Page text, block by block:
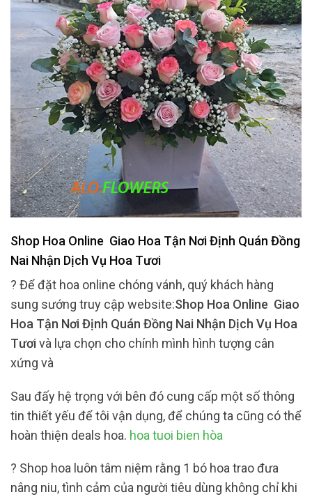
Shop Hoa Online Giao Hoa Tận Nơi Định Quán Đồng
Nai Nhận Dịch Vụ Hoa Tươi
? Để đặt hoa online chóng vánh, quý khách hàng
sung sướng truy cập website:Shop Hoa Online Giao
Hoa Tận Nơi Định Quán Đồng Nai Nhận Dịch Vụ Hoa
Tươivà lựa chọn cho chính mình hình tượng cân
xứng và
Sau đấy hệ trọng với bên đó cung cấp một số thông
tin thiết yếu để tôi vận dụng, để chúng ta cũng có thể
hoàn thiện deals hoa. hoa tuoi bien hòa
? Shop hoa luôn tâm niệm rằng 1 bó hoa trao đưa
nâng niu, tình cảm của người tiêu dùng không chỉ khi